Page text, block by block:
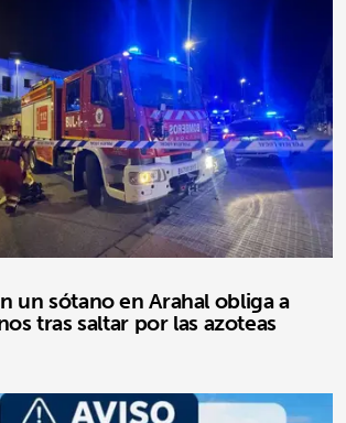
un sótano en Arahal obliga a
tras saltar por las azoteas